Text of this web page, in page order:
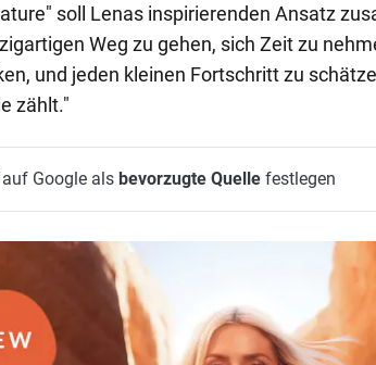
soll Lenas inspirierenden Ansatz
Weg zu gehen, sich Zeit zu
und jeden kleinen Fortschritt zu
zählt."
Google als bevorzugte Quellefestlegen